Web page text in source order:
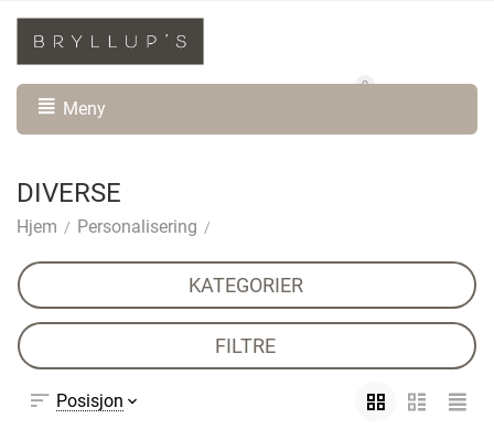
Min konto
0
Meny
DIVERSE
Hjem / Personalisering /
KATEGORIER
FILTRE
Posisjon